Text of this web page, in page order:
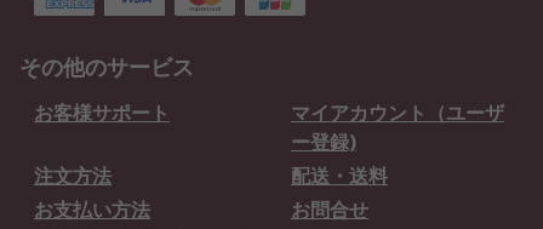
その他のサービス
お客様サポート
マイアカウント（ユーザ
ー登録)
注文方法
配送・送料
お支払い方法
お問合せ